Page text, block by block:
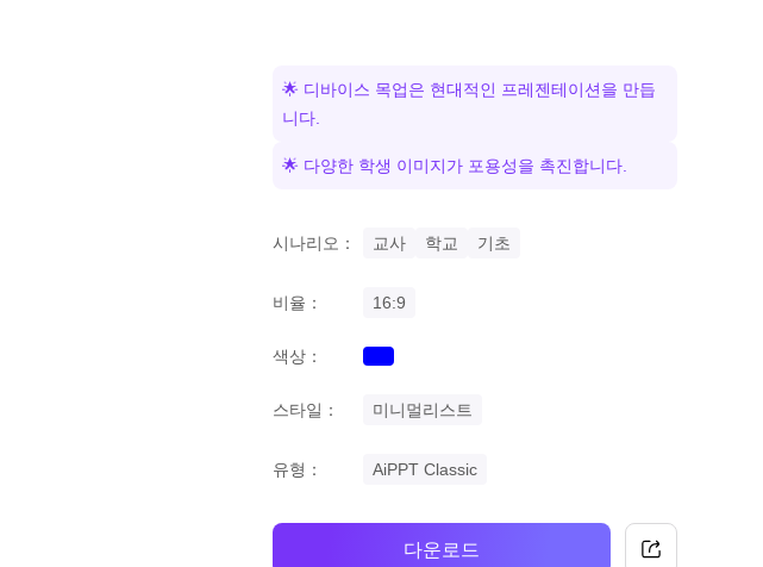
🌟 디바이스 목업은 현대적인 프레젠테이션을 만듭
니다.
🌟 다양한 학생 이미지가 포용성을 촉진합니다.
시나리오： 교사 학교 기초
비율： 16:9
색상： blue
스타일： 미니멀리스트
유형： AiPPT Classic
다운로드